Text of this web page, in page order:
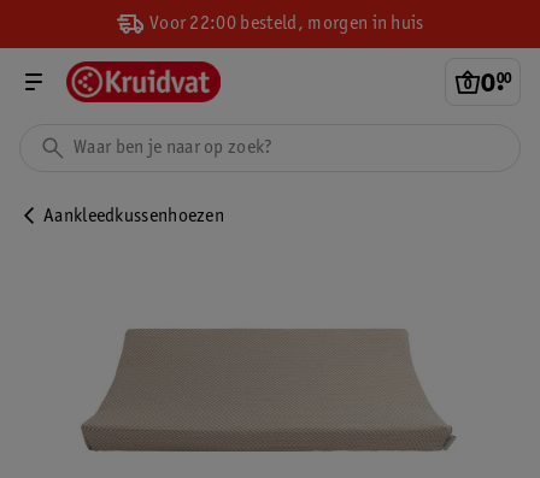
Voor 22:00 besteld, morgen in huis
0.
00
Aankleedkussenhoezen